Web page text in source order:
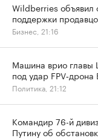
Wildberries объявил
поддержки
Бизнес, 21:16
Машина врио главы
под удар
Политика, 21:12
Командир 76-й
Путину об